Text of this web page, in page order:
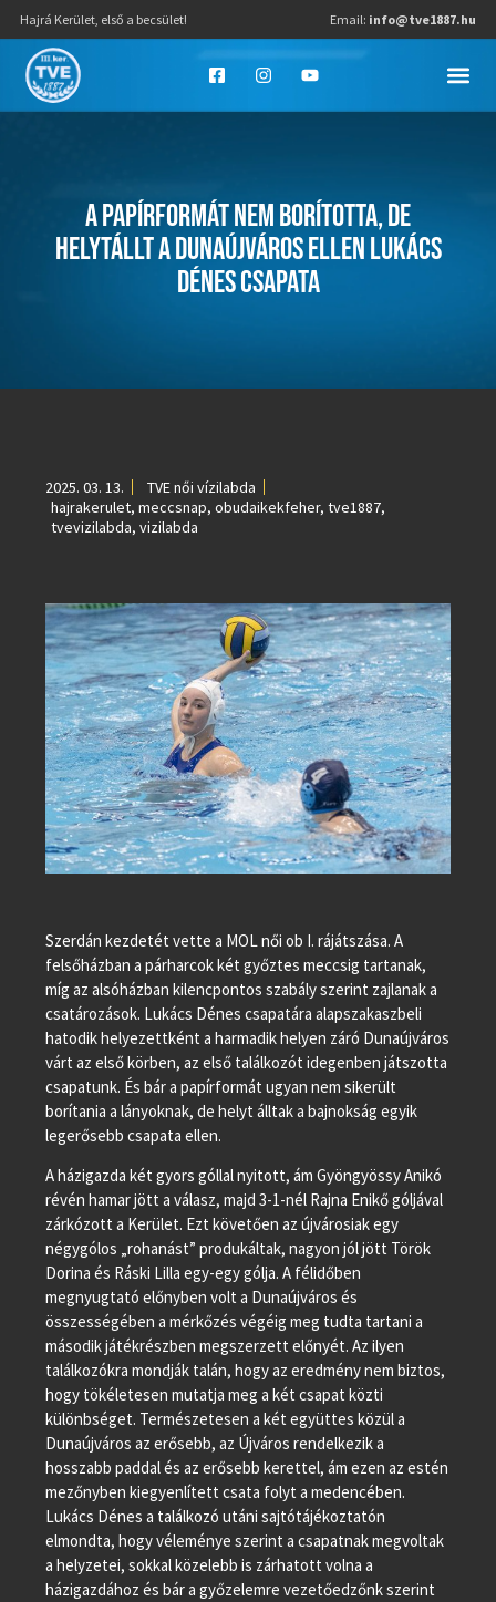
Hajrá Kerület, első a becsület! Email: info@tve1887.hu
A PAPÍRFORMÁT NEM BORÍTOTTA, DE
HELYTÁLLT A DUNAÚJVÁROS ELLEN LUKÁCS
DÉNES CSAPATA
2025. 03. 13.
TVE női vízilabda
hajrakerulet, meccsnap, obudaikekfeher, tve1887,
tvevizilabda, vizilabda
Szerdán kezdetét vette a MOL női ob I. rájátszása. A
felsőházban a párharcok két győztes meccsig tartanak,
míg az alsóházban kilencpontos szabály szerint zajlanak a
csatározások. Lukács Dénes csapatára alapszakaszbeli
hatodik helyezettként a harmadik helyen záró Dunaújváros
várt az első körben, az első találkozót idegenben játszotta
csapatunk. És bár a papírformát ugyan nem sikerült
borítania a lányoknak, de helyt álltak a bajnokság egyik
legerősebb csapata ellen.
A házigazda két gyors góllal nyitott, ám Gyöngyössy Anikó
révén hamar jött a válasz, majd 3-1-nél Rajna Enikő góljával
zárkózott a Kerület. Ezt követően az újvárosiak egy
négygólos „rohanást” produkáltak, nagyon jól jött Török
Dorina és Ráski Lilla egy-egy gólja. A félidőben
megnyugtató előnyben volt a Dunaújváros és
összességében a mérkőzés végéig meg tudta tartani a
második játékrészben megszerzett előnyét. Az ilyen
találkozókra mondják talán, hogy az eredmény nem biztos,
hogy tökéletesen mutatja meg a két csapat közti
különbséget. Természetesen a két együttes közül a
Dunaújváros az erősebb, az Újváros rendelkezik a
hosszabb paddal és az erősebb kerettel, ám ezen az estén
mezőnyben kiegyenlített csata folyt a medencében.
Lukács Dénes a találkozó utáni sajtótájékoztatón
elmondta, hogy véleménye szerint a csapatnak megvoltak
a helyzetei, sokkal közelebb is zárhatott volna a
házigazdához és bár a győzelemre vezetőedzőnk szerint